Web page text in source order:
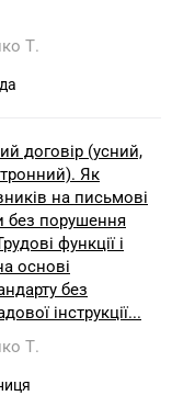
Т.
договір (усний,
Як
на письмові
без порушення
функції і
основі
без
інструкції...
Т.